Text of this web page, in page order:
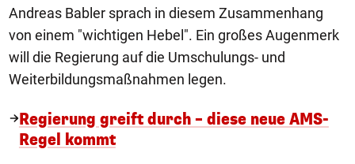
Andreas Babler sprach in diesem Zusammenhang
von einem "wichtigen Hebel". Ein großes Augenmerk
will die Regierung auf die Umschulungs- und
Weiterbildungsmaßnahmen legen.
Regierung greift durch – diese neue AMS-
Regel kommt